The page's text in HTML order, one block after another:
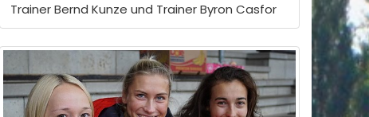
Trainer Bernd Kunze und Trainer Byron Casfor